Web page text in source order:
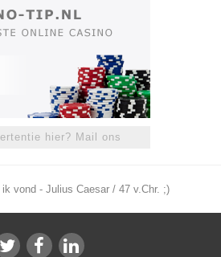
hier? Mail ons
vond - Julius Caesar / 47 v.Chr. ;)